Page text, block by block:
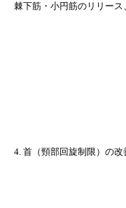
棘下筋・小円筋のリリー
4. 首（頸部回旋制限）の改